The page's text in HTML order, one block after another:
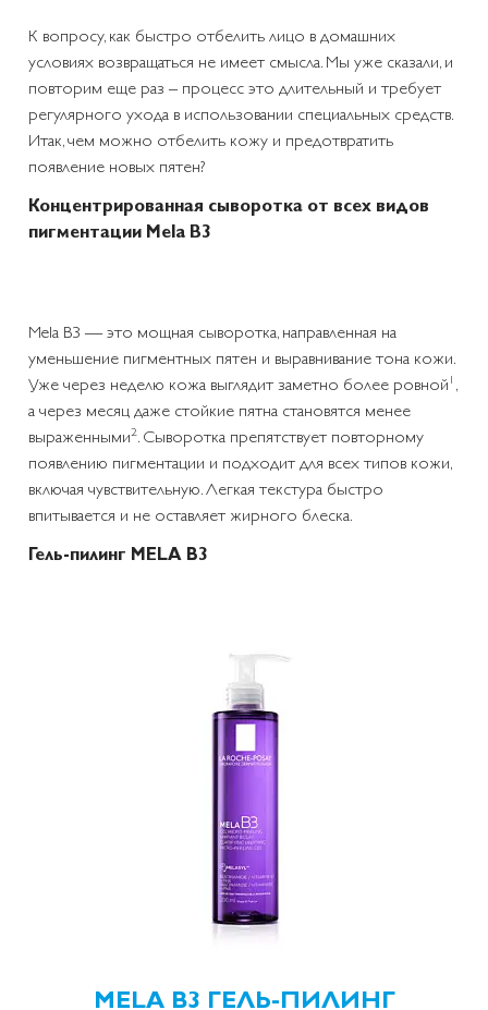
К вопросу, как быстро отбелить лицо в домашних
условиях возвращаться не имеет смысла. Мы уже сказали, и
повторим еще раз – процесс это длительный и требует
регулярного ухода в использовании специальных средств.
Итак, чем можно отбелить кожу и предотвратить
появление новых пятен?
Концентрированная сыворотка от всех видов
пигментации Mela B3
Mela B3 — это мощная сыворотка, направленная на
уменьшение пигментных пятен и выравнивание тона кожи.
Уже через неделю кожа выглядит заметно более ровной 1
а через месяц даже стойкие пятна становятся менее
выраженными2. Сыворотка препятствует повторному
появлению пигментации и подходит для всех типов кожи,
включая чувствительную. Легкая текстура быстро
впитывается и не оставляет жирного блеска.
Гель-пилинг MELA В3
MELA В3 ГЕЛЬ-ПИЛИНГ